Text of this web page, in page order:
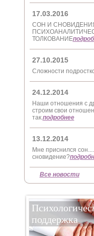
17.03.2016
СОН И
ТОЛКОВАНИЕ
27.10.2015
Сложности
24.12.2014
Наши отношения с
строим свои
так.подробнее
13.12.2014
Мне приснился
сновидение?
Все новости
поддержка